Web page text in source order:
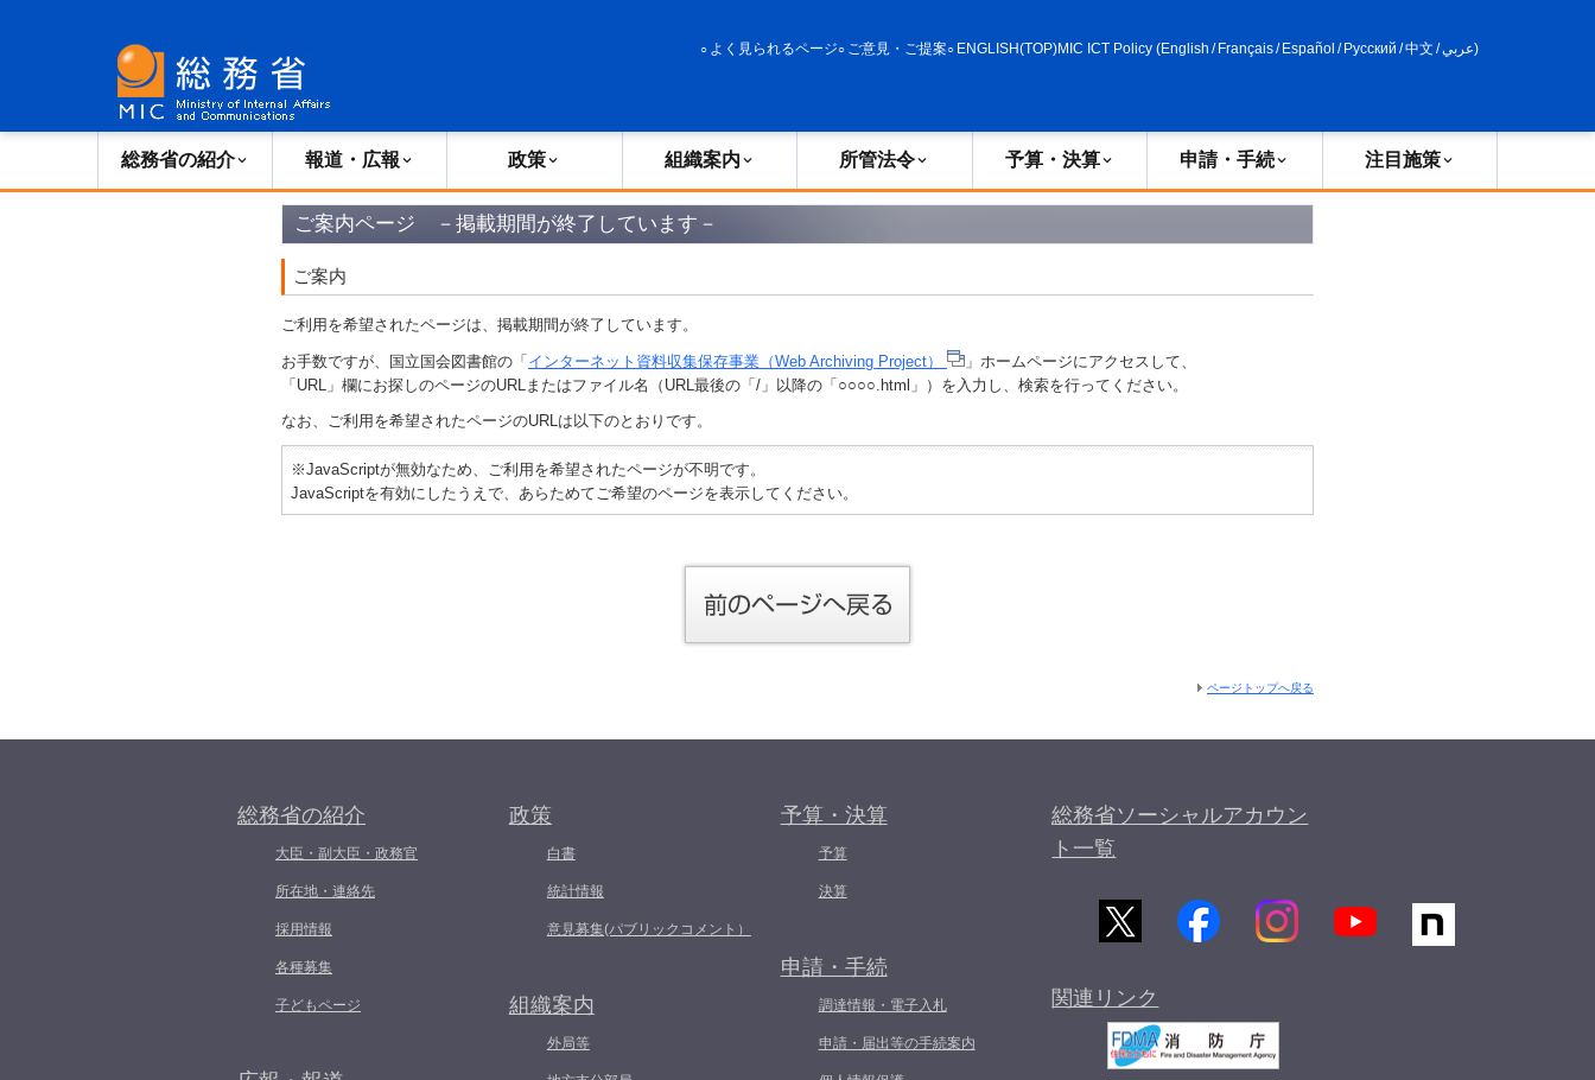
よく見られるページ ご意見・ご提案 ENGLISH(TOP)MIC ICT Policy (English / Français/ Español / Русский /中文 /عربي)
総務省の紹介 報道・広報 政策 組織案内 所管法令 予算・決算 申請・手続 注目施策
ご案内ページ －掲載期間が終了しています－
ご案内
ご利用を希望されたページは、掲載期間が終了しています。
お手数ですが、国立国会図書館の「 インターネット資料収集保存事業（Web Archiving Project）
」ホームページにアクセスして、
「URL」欄にお探しのページのURLまたはファイル名（URL最後の「/」以降の「○○○○.html」）を入力し、検索を行ってください。
なお、ご利用を希望されたページのURLは以下のとおりです。
※JavaScriptが無効なため、ご利用を希望されたページが不明です。
JavaScriptを有効にしたうえで、あらためてご希望のページを表示してください。
ページトップへ戻る
総務省の紹介
大臣・副大臣・政務官
所在地・連絡先
採用情報
各種募集
子どもページ
政策
白書
統計情報
意見募集(パブリックコメント）
組織案内
外局等
予算・決算
予算
決算
申請・手続
調達情報・電子入札
申請・届出等の手続案内
総務省ソーシャルアカウン
ト一覧
関連リンク